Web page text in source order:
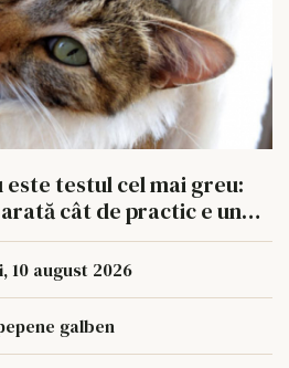
este testul cel mai greu:
cât de practic e un
10 august 2026
galben